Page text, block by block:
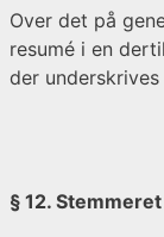
Over det på
resumé i en
der
§ 12.